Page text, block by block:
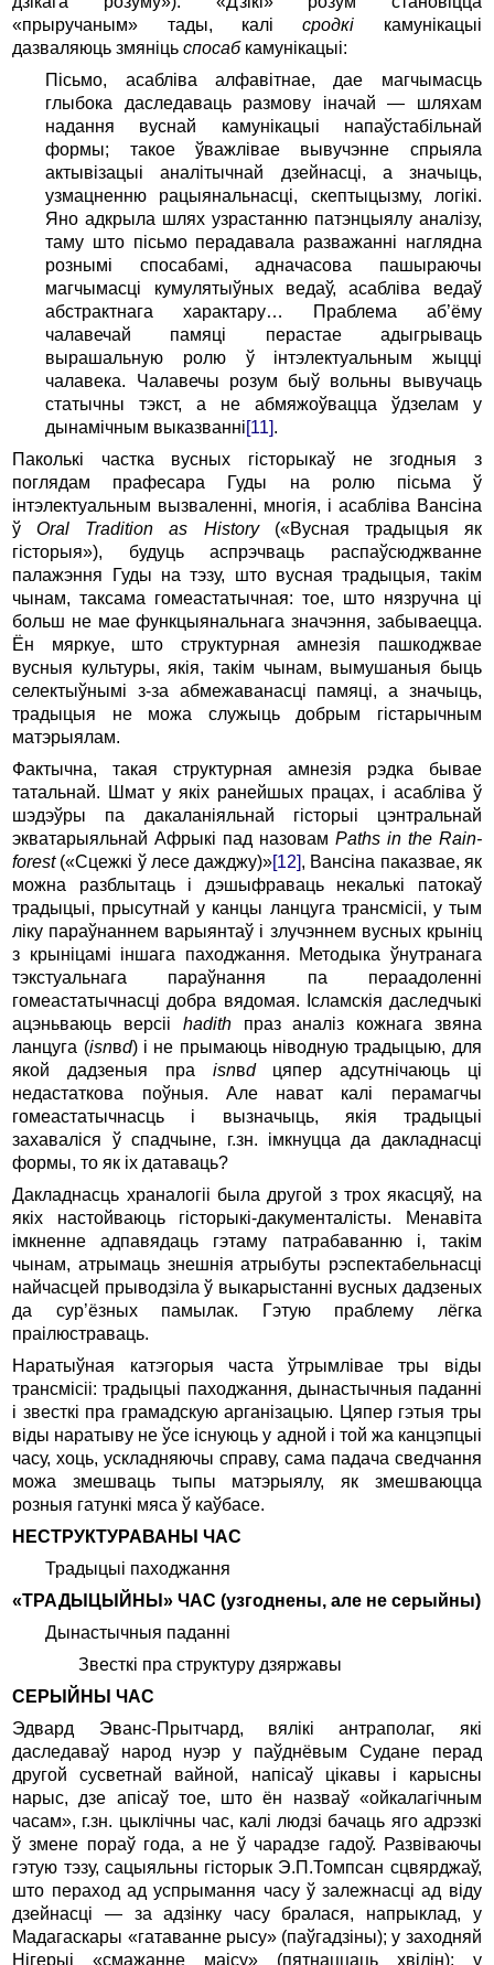
«прыручаным» тады, калісродкі камунікацыі
дазваляюць змяніцьспосаб камунікацыі:
Пісьмо, асабліва алфавітнае, дае магчымасць
глыбока даследаваць размову іначай — шляхам
надання вуснай камунікацыі напаўстабільнай
формы; такое ўважлівае вывучэнне спрыяла
актывізацыі аналітычнай дзейнасці, а значыць,
узмацненню рацыянальнасці, скептыцызму, логікі.
Яно адкрыла шлях узрастанню патэнцыялу аналізу,
таму што пісьмо перадавала разважанні наглядна
рознымі спосабамі, адначасова пашыраючы
магчымасці кумулятыўных ведаў, асабліва ведаў
абстрактнага характару… Праблема аб’ёму
чалавечай памяці перастае адыгрываць
вырашальную ролю ў інтэлектуальным жыцці
чалавека. Чалавечы розум быў вольны вывучаць
статычны тэкст, а не абмяжоўвацца ўдзелам у
дынамічным выказванні[11].
Паколькі частка вусных гісторыкаў не згодныя з
поглядам прафесара Гуды на ролю пісьма ў
інтэлектуальным вызваленні, многія, і асабліва Вансіна
ўOral Tradition as History(«Вусная традыцыя як
гісторыя»), будуць аспрэчваць распаўсюджванне
палажэння Гуды на тэзу, што вусная традыцыя, такім
чынам, таксама гомеастатычная: тое, што нязручна ці
больш не мае функцыянальнага значэння, забываецца.
Ён мяркуе, што структурная амнезія пашкоджвае
вусныя культуры, якія, такім чынам, вымушаныя быць
селектыўнымі з-за абмежаванасці памяці, а значыць,
традыцыя не можа служыць добрым гістарычным
матэрыялам.
Фактычна, такая структурная амнезія рэдка бывае
татальнай. Шмат у якіх ранейшых працах, і асабліва ў
шэдэўры па дакаланіяльнай гісторыі цэнтральнай
экватарыяльнай Афрыкі пад назовам Paths in the Rain-
forest(«Сцежкі ў лесе дажджу)»[12], Вансіна паказвае, як
можна разблытаць і дэшыфраваць некалькі патокаў
традыцыі, прысутнай у канцы ланцуга трансмісіі, у тым
ліку параўнаннем варыянтаў і злучэннем вусных крыніц
з крыніцамі іншага паходжання. Методыка ўнутранага
тэкстуальнага параўнання па пераадоленні
гомеастатычнасці добра вядомая. Ісламскія даследчыкі
ацэньваюць версіі hadithпраз аналіз кожнага звяна
ланцуга (isnвd) і не прымаюць ніводную традыцыю, для
якой дадзеныя пра isnвdцяпер адсутнічаюць ці
недастаткова поўныя. Але нават калі перамагчы
гомеастатычнасць і вызначыць, якія традыцыі
захаваліся ў спадчыне, г.зн. імкнуцца да дакладнасці
формы, то як іх датаваць?
Дакладнасць храналогіі была другой з трох якасцяў, на
якіх настойваюць гісторыкі-дакументалісты. Менавіта
імкненне адпавядаць гэтаму патрабаванню і, такім
чынам, атрымаць знешнія атрыбуты рэспектабельнасці
найчасцей прыводзіла ў выкарыстанні вусных дадзеных
да сур’ёзных памылак. Гэтую праблему лёгка
праілюстраваць.
Наратыўная катэгорыя часта ўтрымлівае тры віды
трансмісіі: традыцыі паходжання, дынастычныя паданні
і звесткі пра грамадскую арганізацыю. Цяпер гэтыя тры
віды наратыву не ўсе існуюць у адной і той жа канцэпцыі
часу, хоць, ускладняючы справу, сама падача сведчання
можа змешваць тыпы матэрыялу, як змешваюцца
розныя гатункі мяса ў каўбасе.
НЕСТРУКТУРАВАНЫ ЧАС
Традыцыі паходжання
«ТРАДЫЦЫЙНЫ» ЧАС (узгоднены, але не серыйны)
Дынастычныя паданні
Звесткі пра структуру дзяржавы
СЕРЫЙНЫ ЧАС
Эдвард Эванс-Прытчард, вялікі антраполаг, які
даследаваў народ нуэр у паўднёвым Судане перад
другой сусветнай вайной, напісаў цікавы і карысны
нарыс, дзе апісаў тое, што ён назваў «ойкалагічным
часам», г.зн. цыклічны час, калі людзі бачаць яго адрэзкі
ў змене пораў года, а не ў чарадзе гадоў. Развіваючы
гэтую тэзу, сацыяльны гісторык Э.П.Томпсан сцвярджаў,
што пераход ад успрымання часу ў залежнасці ад віду
дзейнасці — за адзінку часу бралася, напрыклад, у
Мадагаскары «гатаванне рысу» (паўгадзіны); у заходняй
Нігерыі «смажанне маісу» (пятнаццаць хвілін); у